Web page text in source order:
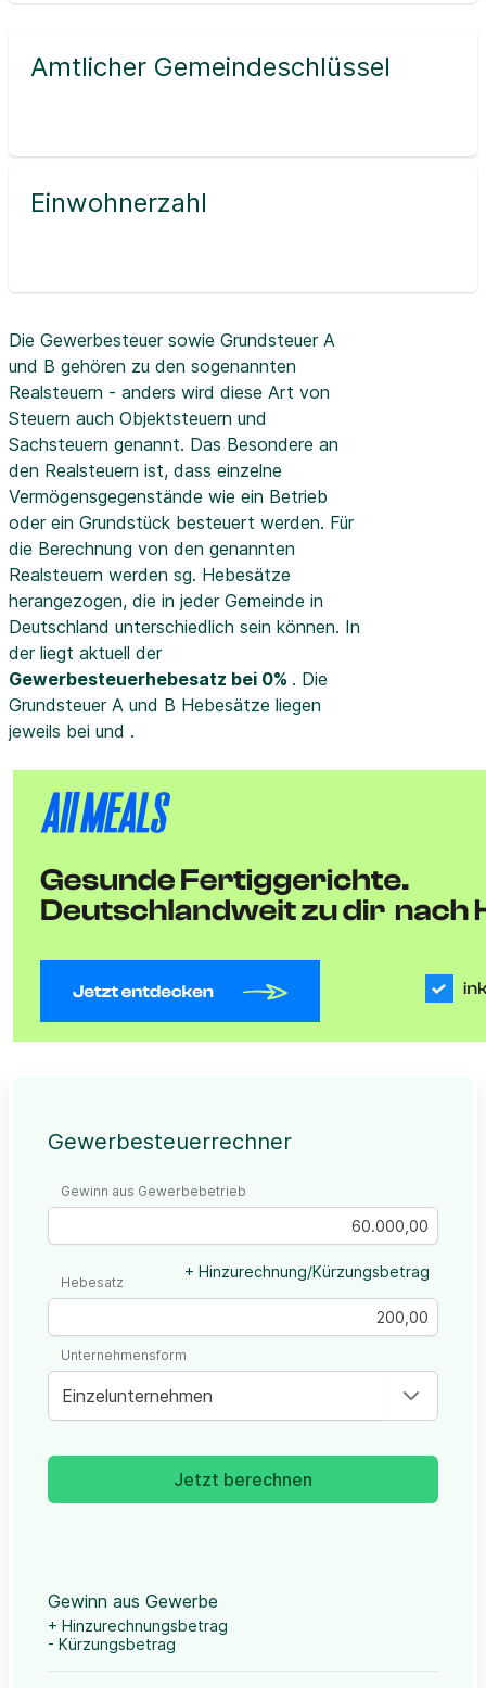
Amtlicher Gemeindeschlüssel
Einwohnerzahl
Die Gewerbesteuer sowie Grundsteuer A
und B gehören zu den sogenannten
Realsteuern - anders wird diese Art von
Steuern auch Objektsteuern und
Sachsteuern genannt. Das Besondere an
den Realsteuern ist, dass einzelne
Vermögensgegenstände wie ein Betrieb
oder ein Grundstück besteuert werden. Für
die Berechnung von den genannten
Realsteuern werden sg. Hebesätze
herangezogen, die in jeder Gemeinde in
Deutschland unterschiedlich sein können. In
der liegt aktuell der
Gewerbesteuerhebesatz bei 0% . Die
Grundsteuer A und B Hebesätze liegen
jeweils bei und .
Gewerbesteuerrechner
Gewinn aus Gewerbebetrieb
+ Hinzurechnung/Kürzungsbetrag
Hebesatz
Einzelunternehmen
Unternehmensform
Jetzt berechnen
Gewinn aus Gewerbe
+ Hinzurechnungsbetrag
- Kürzungsbetrag